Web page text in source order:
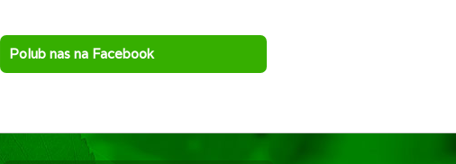
Polub nas na Facebook